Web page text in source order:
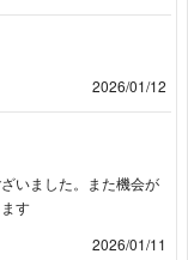
2026/01/12
いました。また機会が
す
2026/01/11